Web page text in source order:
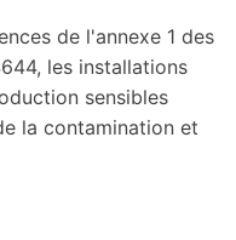
de l'annexe 1 des
les installations
sensibles
la contamination et